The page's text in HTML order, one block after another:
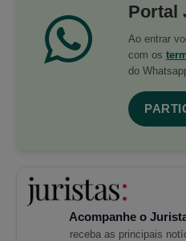
Portal
Ao entrar
com os
do
Acompanhe o
receba as principais